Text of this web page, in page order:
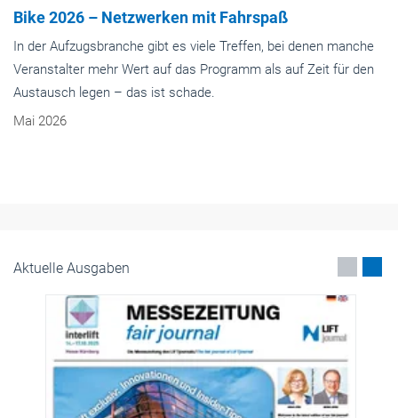
Bike 2026 – Netzwerken mit Fahrspaß
In der Aufzugsbranche gibt es viele Treffen, bei denen manche
Veranstalter mehr Wert auf das Programm als auf Zeit für den
Austausch legen – das ist schade.
Mai 2026
Aktuelle Ausgaben